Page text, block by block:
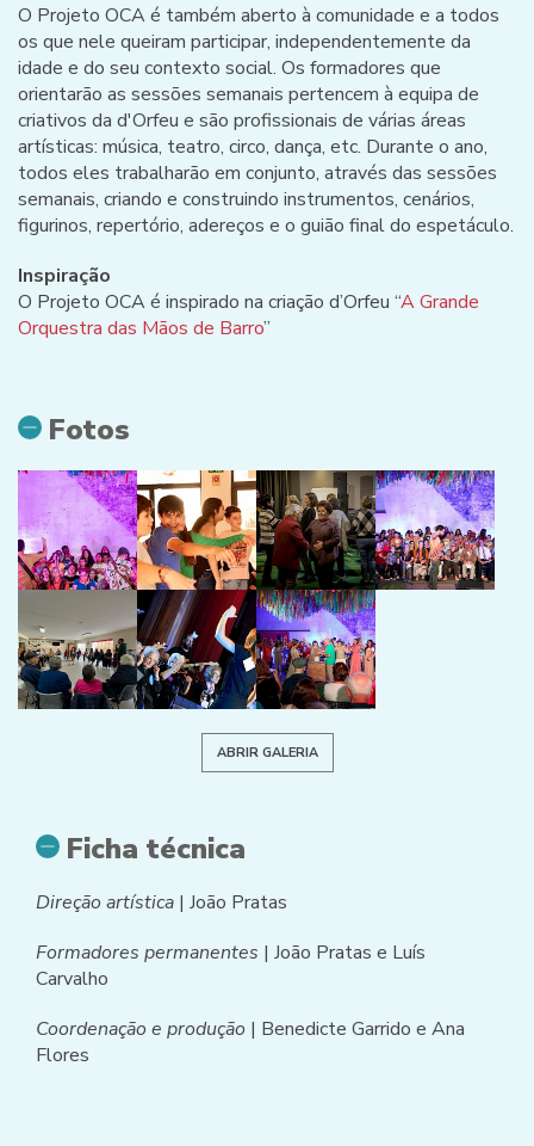
O Projeto OCA é também aberto à comunidade e a todos
os que nele queiram participar, independentemente da
idade e do seu contexto social. Os formadores que
orientarão as sessões semanais pertencem à equipa de
criativos da d'Orfeu e são profissionais de várias áreas
artísticas: música, teatro, circo, dança, etc. Durante o ano,
todos eles trabalharão em conjunto, através das sessões
semanais, criando e construindo instrumentos, cenários,
figurinos, repertório, adereços e o guião final do espetáculo.
Inspiração
O Projeto OCA é inspirado na criação d’Orfeu “A Grande
Orquestra das Mãos de Barro”
Fotos
ABRIR GALERIA
Ficha técnica
Direção artística | João Pratas
Formadores permanentes | João Pratas e Luís
Carvalho
Coordenação e produção | Benedicte Garrido e Ana
Flores